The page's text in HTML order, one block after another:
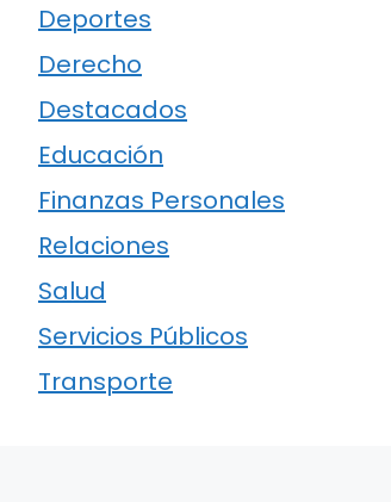
Deportes
Derecho
Destacados
Educación
Finanzas Personales
Relaciones
Salud
Servicios Públicos
Transporte